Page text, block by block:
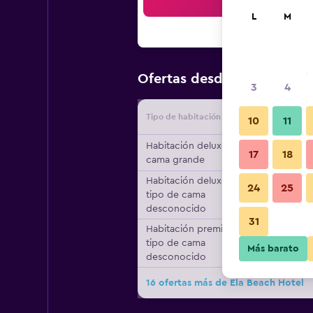
Ofertas desde Oferta
Tipo de habitación
Habitación deluxe, 1
cama grande
Habitación deluxe,
tipo de cama
desconocido
Habitación premier,
tipo de cama
desconocido
16 ofertas más de Ela Beach Hotel
L M
3 4
10 11
17 18
24 25
31
Más barato